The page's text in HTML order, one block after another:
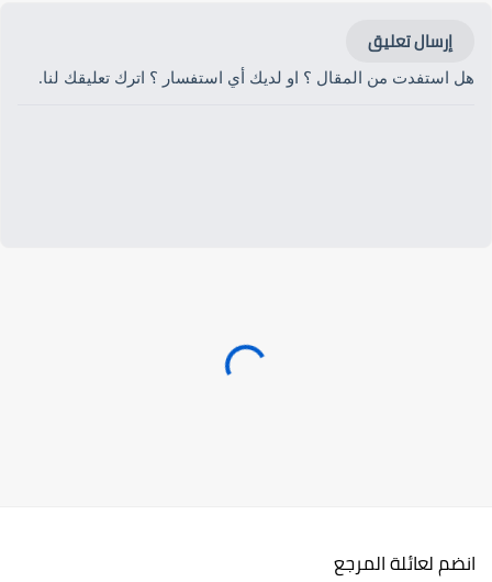
إرسال تعليق
هل استفدت من المقال ؟ او لديك أي استفسار ؟ اترك تعليقك لنا.
انضم لعائلة المرجع